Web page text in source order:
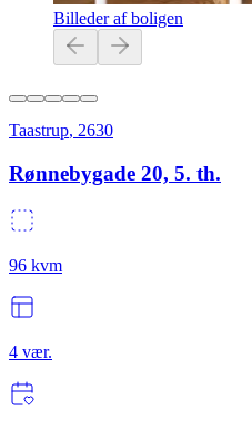
Billeder af boligen
Taastrup, 2630
Rønnebygade 20, 5. th.
96 kvm
4 vær.